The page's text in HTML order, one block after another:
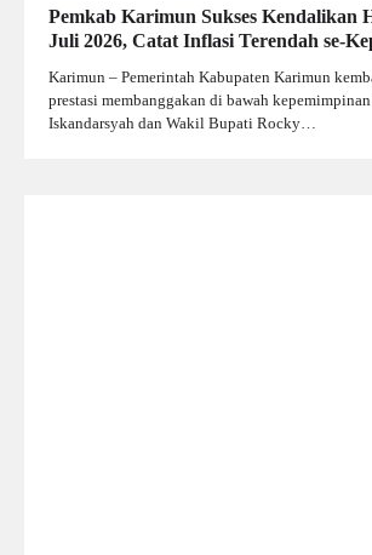
Pemkab Karimun Sukses Kendalikan
Juli 2026, Catat Inflasi Terendah se-
Karimun – Pemerintah Kabupaten Karimun
prestasi membanggakan di bawah
Iskandarsyah dan Wakil Bupati Rocky…